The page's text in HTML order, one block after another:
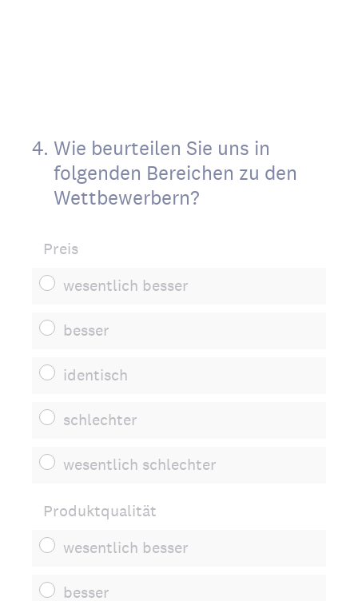
4. Wie beurteilen Sie uns in
folgenden Bereichen zu den
Wettbewerbern?
Preis
wesentlich besser
besser
identisch
schlechter
wesentlich schlechter
Produktqualität
wesentlich besser
besser